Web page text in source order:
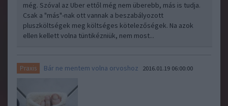
még. Szóval az Uber ettől még nem überebb, más is tudja.
Csak a "más"-nak ott vannak a beszabályozott
pluszköltségek meg költséges kötelezőségek. Na azok
ellen kellett volna tüntikézniük, nem most...
Praxis Bár ne mentem volna orvoshoz 2016.01.19 06:00:00